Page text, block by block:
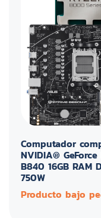
Computador
NVIDIA®
B840 16GB RAM
750W
Producto bajo